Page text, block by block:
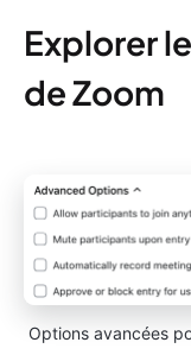
Explorer
de Zoom
Options avancées